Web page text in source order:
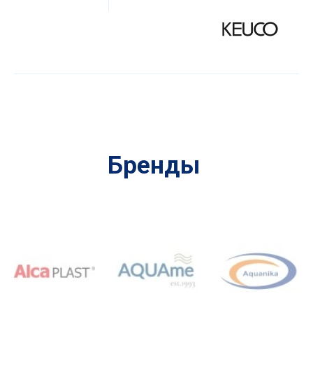
Бренды